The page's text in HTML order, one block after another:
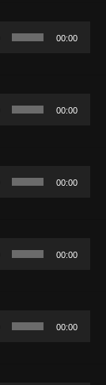
00:00
00:00
00:00
00:00
00:00